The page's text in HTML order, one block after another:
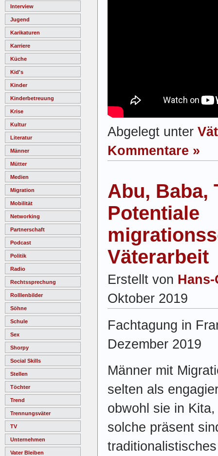
Interview
Jugend
Karikaturen
Karriere
Küche
Kid's
Kinder
Kinderbetreuung
Krise
Kultur
Literatur
Männer
Mütter
Medien
Migration
Mobilität
Networking
Partnerschaft
Podcast
Politik
Radio
Rechtssprechung
Rolllenbilder
Söhne
Schule
Sex
Shorpy
Social Skills
Stellen
Töchter
Trend
Trennungsväter
TV
Unternehmen
Vater Bleiben
Abgelegt unter
Kommentare »
Abu, Baba,
Potentiale
Väterarbeit
Erstellt von
Oktober 2019
Fachtagung in
Dezember 2019
Männer mit
selten als
obwohl sie in
solche präsent